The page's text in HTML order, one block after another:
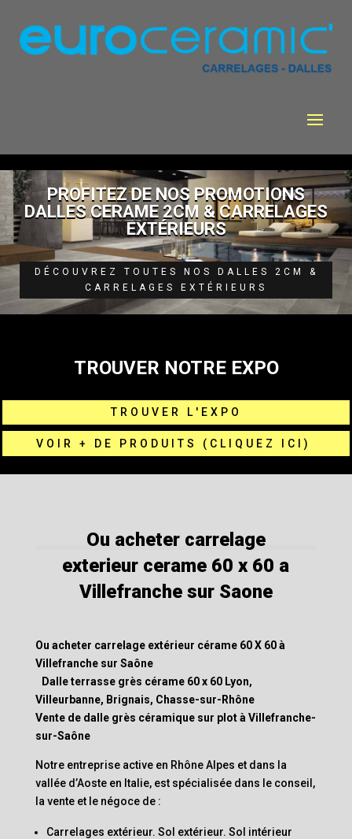
PROFITEZ DE NOS PROMOTIONS
DALLES CERAME 2CM & CARRELAGES
EXTÉRIEURS
DÉCOUVREZ TOUTES NOS DALLES 2CM &
CARRELAGES EXTÉRIEURS
TROUVER NOTRE EXPO
TROUVER L'EXPO
VOIR + DE PRODUITS (CLIQUEZ ICI)
Ou acheter carrelage
exterieur cerame 60 x 60 a
Villefranche sur Saone
Ou acheter carrelage extérieur cérame 60 X 60 à
Villefranche sur Saône
Dalle terrasse grès cérame 60 x 60 Lyon,
Villeurbanne, Brignais, Chasse-sur-Rhône
Vente de dalle grès céramique sur plot à Villefranche-
sur-Saône
Notre entreprise active en Rhône Alpes et dans la
vallée d’Aoste en Italie, est spécialisée dans le conseil,
la vente et le négoce de :
Carrelages extérieur. Sol extérieur. Sol intérieur